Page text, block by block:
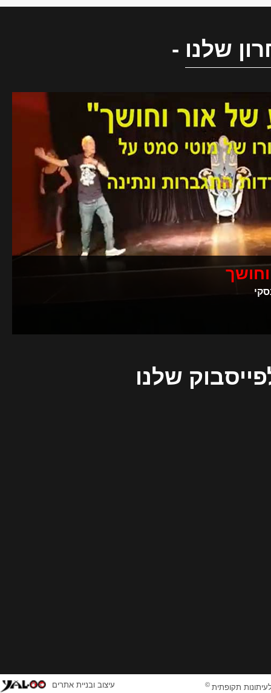
שלנו -
שלנו
תקופתית © עיצוב ובניית אתרים